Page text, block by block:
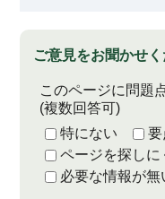
ご意見をお聞かせ
このページに問題
(複数回答可)
特にない
ページを探しに
必要な情報が無